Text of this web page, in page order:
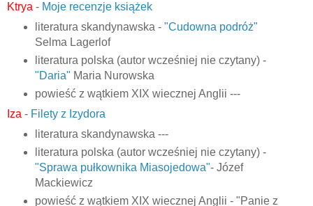
Ktrya - Moje recenzje książek
literatura skandynawska - "Cudowna podróż"
Selma Lagerlof
literatura polska (autor wcześniej nie czytany) -
"Daria" Maria Nurowska
powieść z wątkiem XIX wiecznej Anglii ---
Iza - Filety z Izydora
literatura skandynawska ---
literatura polska (autor wcześniej nie czytany) -
"Sprawa pułkownika Miasojedowa"- Józef
Mackiewicz
powieść z wątkiem XIX wiecznej Anglii - "Panie z